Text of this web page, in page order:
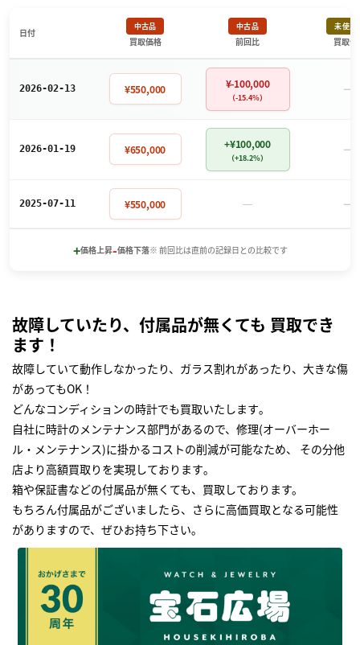
日付
中古品
買取価格
中古品
前回比
未使用
買取価
2026-02-13 ¥550,000 ¥-100,000
（-15.4%） －
2026-01-19 ¥650,000 +¥100,000
（+18.2%） －
2025-07-11 ¥550,000 － －
+価格上昇-価格下落※ 前回比は直前の記録日との比較です
故障していたり、付属品が無くても 買取でき
ます！
故障していて動作しなかったり、ガラス割れがあったり、大きな傷
があってもOK！
どんなコンディションの時計でも買取いたします｡
自社に時計のメンテナンス部門があるので、修理(オーバーホー
ル・メンテナンス)に掛かるコストの削減が可能なため、 その分他
店より高額買取りを実現しております｡
箱や保証書などの付属品が無くても、買取しております。
もちろん付属品がございましたら、さらに高価買取となる可能性
がありますので、ぜひお持ち下さい｡